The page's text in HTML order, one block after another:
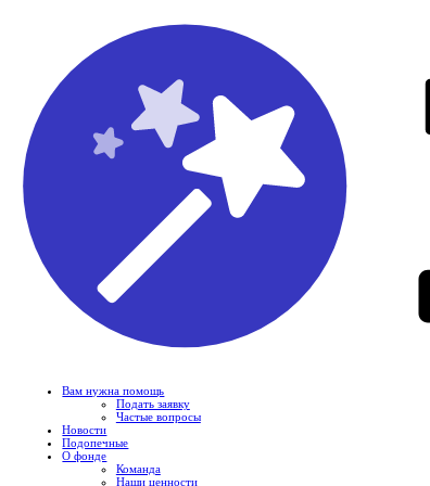
Вам нужна помощь
Подать заявку
Частые вопросы
Новости
Подопечные
О фонде
Команда
Наши ценности